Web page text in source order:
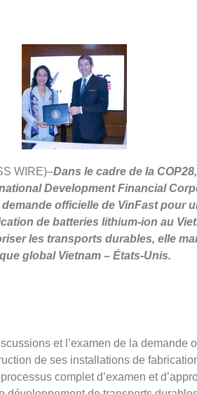
WIRE)–Dans le cadre de la
Development Financial
officielle de VinFast pour
de batteries lithium-ion au
les transports durables, elle
global Vietnam – États-Unis.
et l’examen de la demande
de ses installations de
complet d’examen et